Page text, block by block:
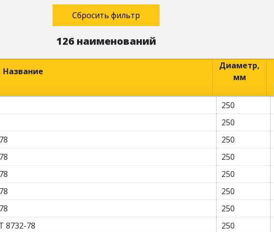
Сбросить фильтр
126 наименований
Название
Диаметр,
мм
250
250
250
250
250
250
250
8732-78
250